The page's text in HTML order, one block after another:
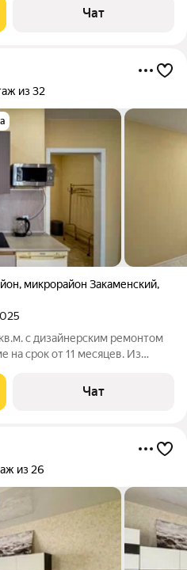
во двор
Чат
из 32
, микрорайон Закаменский,
с дизайнерским ремонтом
на срок от 11 месяцев. Из
окна выходят во двор. Есть
Чат
из 26